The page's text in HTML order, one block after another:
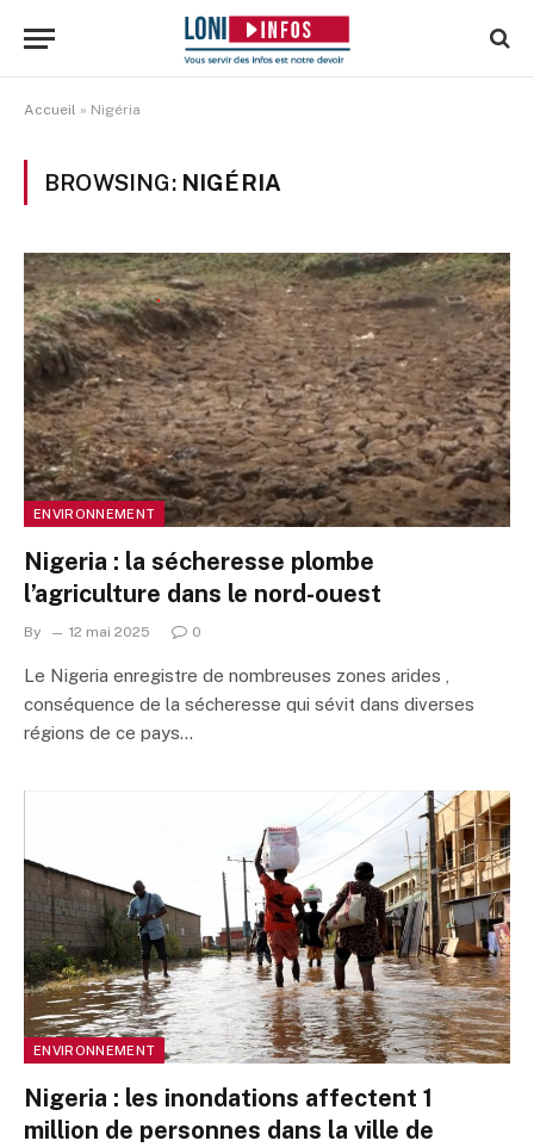
Accueil » Nigéria
BROWSING: NIGÉRIA
ENVIRONNEMENT
Nigeria : la sécheresse plombe
l’agriculture dans le nord-ouest
By 12 mai 2025 0
Le Nigeria enregistre de nombreuses zones arides ,
conséquence de la sécheresse qui sévit dans diverses
régions de ce pays…
ENVIRONNEMENT
Nigeria : les inondations affectent 1
million de personnes dans la ville de